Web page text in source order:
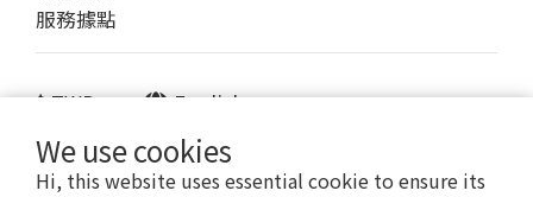
We use cookies
Hi, this website uses essential cookie to ensure its
服務據點
$TWD English